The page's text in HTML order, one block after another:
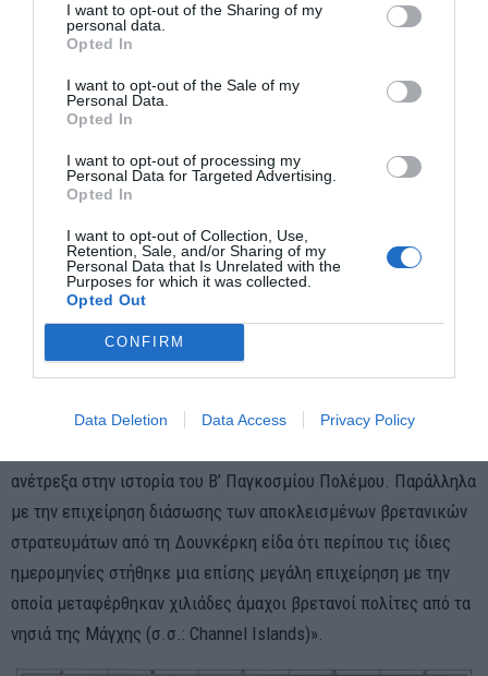
I want to opt-out of the Sharing of my
personal data.
Opted In
I want to opt-out of the Sale of my
Personal Data.
Opted In
I want to opt-out of processing my
Personal Data for Targeted Advertising.
Opted In
I want to opt-out of Collection, Use,
Retention, Sale, and/or Sharing of my
Personal Data that Is Unrelated with the
Purposes for which it was collected.
Opted Out
CONFIRM
Data Deletion Data Access Privacy Policy
Σκέφτηκα λοιπόν να ανατρέξω στα ημερολόγια του πλοίου,
διήρκεσε ηεκκένωση της Δουνκέρκης
, δηλαδή από τις 26
Μαΐου έως τις 4 Ιουνίου του 1940. Διαπιστώνω λοιπόν ότι ενώ
το «Saint Bedan» τους πρώτες μήνες του 1940 έκανε
δρομολόγια στα σκωτσέζικα και ιρλανδικά λιμάνια, αιφνιδίως,
πηγαινοέρχεται στην κεντρική και στη δυτική πλευρά του
Καναλιού και όχι στην ανατολική, όπου βρίσκεται η
Δουνκέρκη.
Παρατήρησα λοιπόν ότι μέσα σε ελάχιστες ημέρες
των ακτών της Νορμανδίας, επιστρέφοντας στα απέναντι
ανέτρεξα στην ιστορία του Β’ Παγκοσμίου Πολέμου. Παράλληλα
με την επιχείρηση διάσωσης των αποκλεισμένων βρετανικών
στρατευμάτων από τη Δουνκέρκη είδα ότι περίπου τις ίδιες
ημερομηνίες στήθηκε μια επίσης μεγάλη επιχείρηση με την
οποία μεταφέρθηκαν χιλιάδες άμαχοι βρετανοί πολίτες από τα
νησιά της Μάγχης (σ.σ.: Channel Islands)».